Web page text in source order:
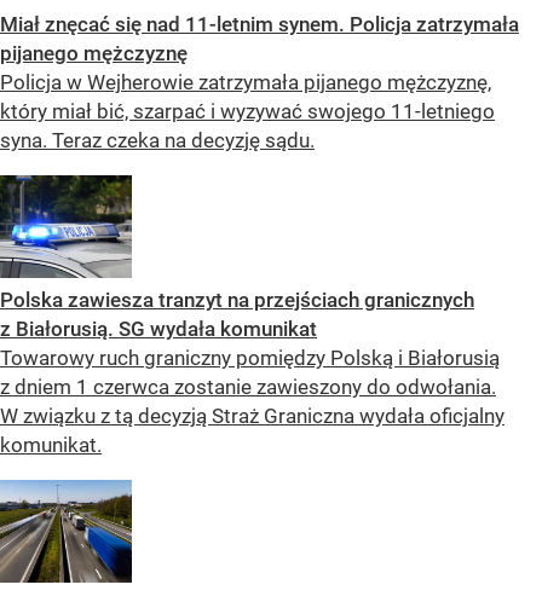
Miał znęcać się nad 11-letnim synem. Policja zatrzymała
pijanego mężczyznę
Policja w Wejherowie zatrzymała pijanego mężczyznę,
który miał bić, szarpać i wyzywać swojego 11-letniego
syna. Teraz czeka na decyzję sądu.
Polska zawiesza tranzyt na przejściach granicznych
z Białorusią. SG wydała komunikat
Towarowy ruch graniczny pomiędzy Polską i Białorusią
z dniem 1 czerwca zostanie zawieszony do odwołania.
W związku z tą decyzją Straż Graniczna wydała oficjalny
komunikat.